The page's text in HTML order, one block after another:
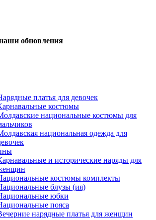
обновления
платья для девочек
костюмы
национальные костюмы для
национальная одежда для
и исторические наряды для
костюмы комплекты
блузы (ия)
юбки
пояса
нарядные платья для женщин